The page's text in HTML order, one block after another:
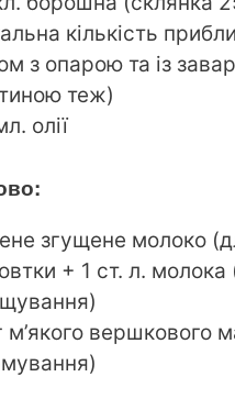
кількість
з опарою та із
теж)
олії
згущене молоко
+ 1 ст. л. молока
м’якого вершкового